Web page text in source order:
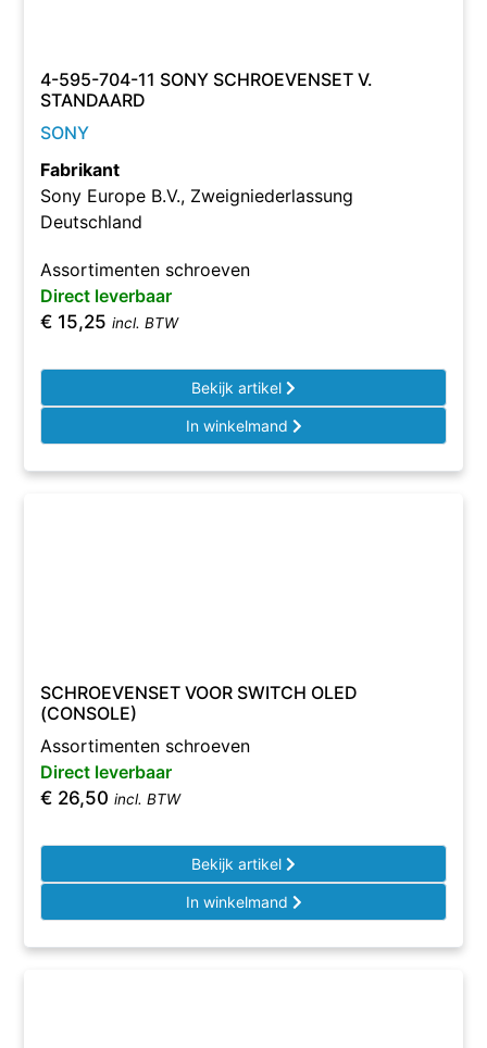
4-595-704-11 SONY SCHROEVENSET V.
STANDAARD
SONY
Fabrikant
Sony Europe B.V., Zweigniederlassung
Deutschland
Assortimenten schroeven
Direct leverbaar
€ 15,25 incl. BTW
Bekijk artikel
In winkelmand
SCHROEVENSET VOOR SWITCH OLED
(CONSOLE)
Assortimenten schroeven
Direct leverbaar
€ 26,50 incl. BTW
Bekijk artikel
In winkelmand